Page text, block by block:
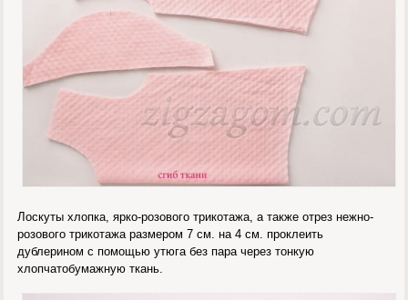
Лоскуты хлопка, ярко-розового трикотажа, а также отрез нежно-
розового трикотажа размером 7 см. на 4 см. проклеить
дублерином с помощью утюга без пара через тонкую
хлопчатобумажную ткань.